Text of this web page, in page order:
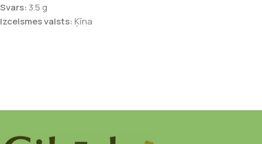
Svars: 3.5 g
Izcelsmes valsts: Ķīna